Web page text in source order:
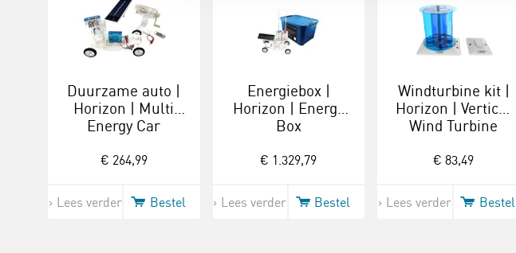
Duurzame auto |
Horizon | Multi
Energy Car
€ 264,99
Lees verder Bestel
Energiebox |
Horizon | Energy
Box
€ 1.329,79
Lees verder Bestel
Windturbine kit |
Horizon | Vertical
Wind Turbine
€ 83,49
Lees verder Bestel